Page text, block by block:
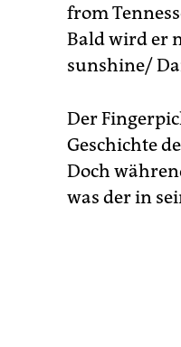
from
Bald wird er
sunshine/
Der
Geschichte
Doch
was der in